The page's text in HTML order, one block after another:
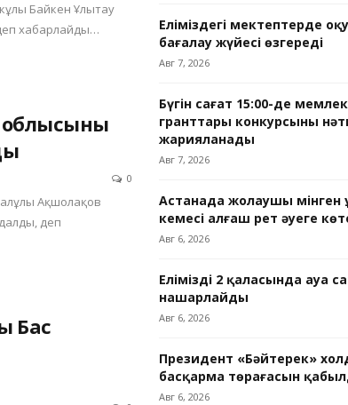
Байкен Ұлытау
хабарлайды…
0
Ақшолақов
деп
Бас
Еліміздегі мектептерде
бағалау жүйесі өзгереді
Авг 7, 2026
Бүгін сағат 15:00-де
гранттары конкурсының
жарияланады
Авг 7, 2026
Астанада жолаушы
кемесі алғаш рет әуеге
Авг 6, 2026
Еліміздің 2 қаласында ауа
нашарлайды
Авг 6, 2026
Президент «Бәйтерек»
басқарма төрағасын
Авг 6, 2026